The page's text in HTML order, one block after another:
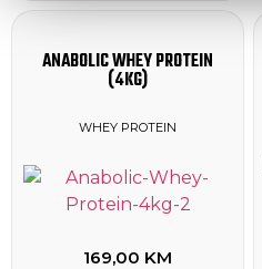
ANABOLIC WHEY PROTEIN
(4KG)
WHEY PROTEIN
169,00 KM